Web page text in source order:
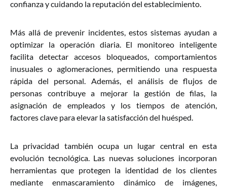
confianza y cuidando la reputación del establecimiento.
Más allá de prevenir incidentes, estos sistemas ayudan a
optimizar la operación diaria. El monitoreo inteligente
facilita detectar accesos bloqueados, comportamientos
inusuales o aglomeraciones, permitiendo una respuesta
rápida del personal. Además, el análisis de flujos de
personas contribuye a mejorar la gestión de filas, la
asignación de empleados y los tiempos de atención,
factores clave para elevar la satisfacción del huésped.
La privacidad también ocupa un lugar central en esta
evolución tecnológica. Las nuevas soluciones incorporan
herramientas que protegen la identidad de los clientes
mediante enmascaramiento dinámico de imágenes,